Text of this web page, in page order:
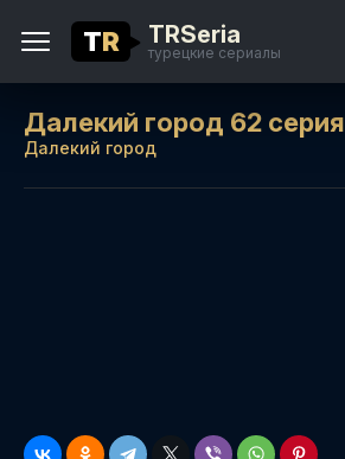
TR TRSeria
турецкие сериалы
Далекий город 62 серия
Далекий город